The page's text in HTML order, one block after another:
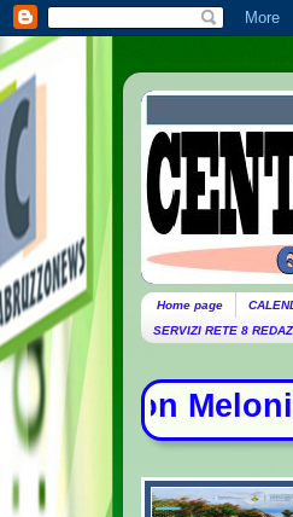
Home page
SERVIZI RETE 8
Patto di